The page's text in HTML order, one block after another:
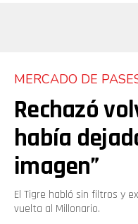
MERCADO DE
Rechazó
había
imagen”
El Tigre habló sin filtros y
vuelta al Millonario.